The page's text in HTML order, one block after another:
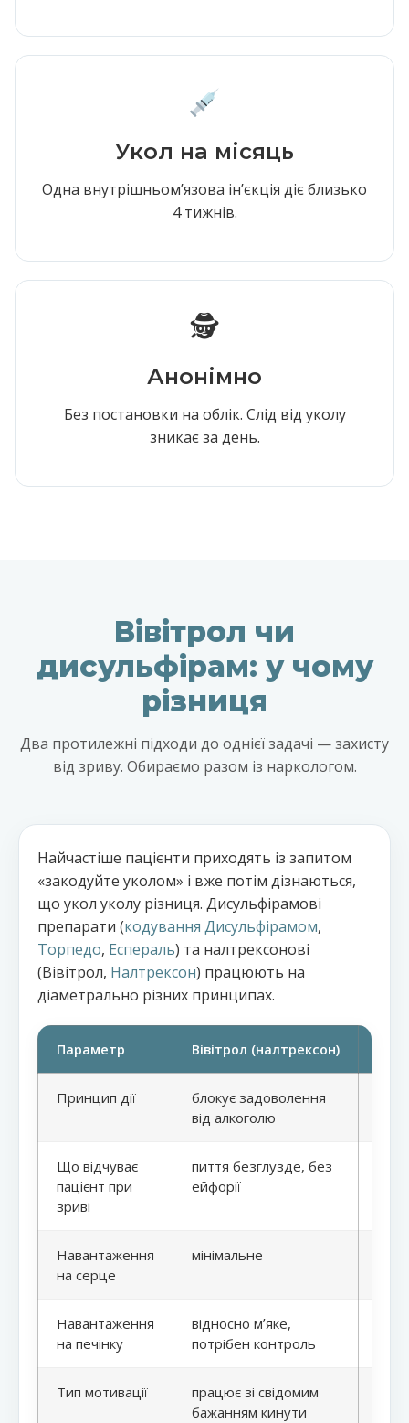
Укол на місяць
Одна внутрішньомʼязова інʼєкція діє близько
4 тижнів.
🕵️
Анонімно
Без постановки на облік. Слід від уколу
зникає за день.
Вівітрол чи
дисульфірам: у чому
різниця
Два протилежні підходи до однієї задачі — захисту
від зриву. Обираємо разом із наркологом.
Найчастіше пацієнти приходять із запитом
«закодуйте уколом» і вже потім дізнаються,
що укол уколу різниця. Дисульфірамові
препарати (кодування Дисульфірамом,
Торпедо, Еспераль) та налтрексонові
(Вівітрол, Налтрексон) працюють на
діаметрально різних принципах.
Параметр Вівітрол (налтрексон)
Принцип дії
блокує задоволення
від алкоголю
Що відчуває
пацієнт при
зриві
пиття безглузде, без
ейфорії
Навантаження
на серце
мінімальне
Навантаження
на печінку
відносно мʼяке,
потрібен контроль
Тип мотивації
працює зі свідомим
бажанням кинути